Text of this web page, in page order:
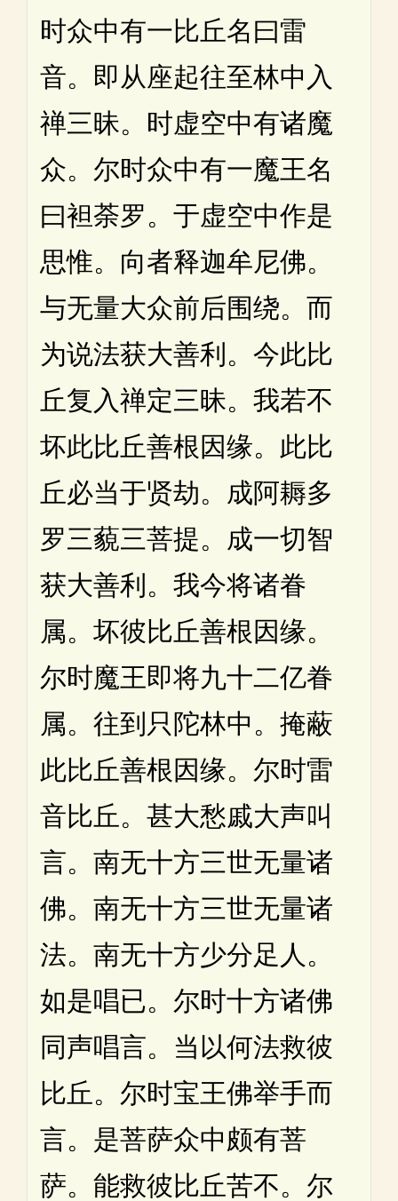
时众中有一比丘名曰雷
音。即从座起往至林中入
禅三昧。时虚空中有诸魔
众。尔时众中有一魔王名
曰袒荼罗。于虚空中作是
思惟。向者释迦牟尼佛。
与无量大众前后围绕。而
为说法获大善利。今此比
丘复入禅定三昧。我若不
坏此比丘善根因缘。此比
丘必当于贤劫。成阿耨多
罗三藐三菩提。成一切智
获大善利。我今将诸眷
属。坏彼比丘善根因缘。
尔时魔王即将九十二亿眷
属。往到只陀林中。掩蔽
此比丘善根因缘。尔时雷
音比丘。甚大愁戚大声叫
言。南无十方三世无量诸
佛。南无十方三世无量诸
法。南无十方少分足人。
如是唱已。尔时十方诸佛
同声唱言。当以何法救彼
比丘。尔时宝王佛举手而
言。是菩萨众中颇有菩
萨。能救彼比丘苦不。尔